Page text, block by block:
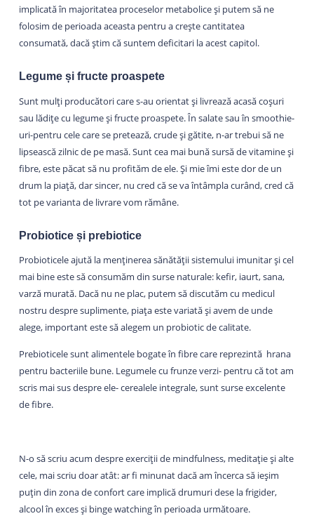
implicată în majoritatea proceselor metabolice și putem să ne
folosim de perioada aceasta pentru a crește cantitatea
consumată, dacă știm că suntem deficitari la acest capitol.
Legume și fructe proaspete
Sunt mulți producători care s-au orientat și livrează acasă coșuri
sau lădițe cu legume și fructe proaspete. În salate sau în smoothie-
uri-pentru cele care se pretează, crude și gătite, n-ar trebui să ne
lipsească zilnic de pe masă. Sunt cea mai bună sursă de vitamine și
fibre, este păcat să nu profităm de ele. Și mie îmi este dor de un
drum la piață, dar sincer, nu cred că se va întâmpla curând, cred că
tot pe varianta de livrare vom rămâne.
Probiotice și prebiotice
Probioticele ajută la menținerea sănătății sistemului imunitar și cel
mai bine este să consumăm din surse naturale: kefir, iaurt, sana,
varză murată. Dacă nu ne plac, putem să discutăm cu medicul
nostru despre suplimente, piața este variată și avem de unde
alege, important este să alegem un probiotic de calitate.
Prebioticele sunt alimentele bogate în fibre care reprezintă hrana
pentru bacteriile bune. Legumele cu frunze verzi- pentru că tot am
scris mai sus despre ele- cerealele integrale, sunt surse excelente
de fibre.
N-o să scriu acum despre exerciții de mindfulness, meditație și alte
cele, mai scriu doar atât: ar fi minunat dacă am încerca să ieșim
puțin din zona de confort care implică drumuri dese la frigider,
alcool în exces și binge watching în perioada următoare.